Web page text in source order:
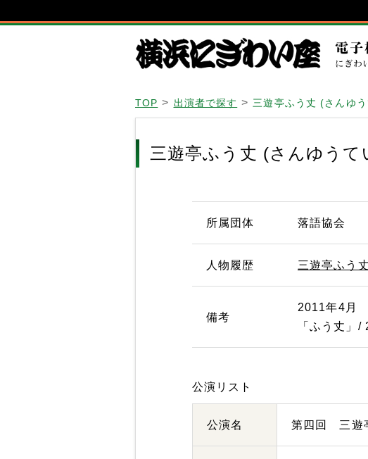
TOP 出演者で探す 三遊亭ふう丈 (さんゆ
三遊亭ふう丈 (さんゆうて
所属団体 落語協会
人物履歴 三遊亭ふう丈
備考
2011年4月
「ふう丈
公演リスト
公演名 第四回 三遊